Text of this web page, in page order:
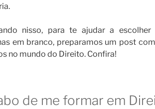
nisso, para te ajudar a
em branco, preparamos um post
no mundo do Direito. Confira!
de me formar em